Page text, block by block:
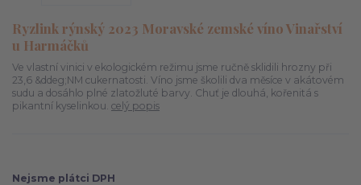
Ryzlink rýnský 2023 Moravské zemské víno Vinařství
u Harmáčků
Ve vlastní vinici v ekologickém režimu jsme ručně sklidili hrozny při
23,6 &ddeg;NM cukernatosti. Víno jsme školili dva měsíce v akátovém
sudu a dosáhlo plné zlatožluté barvy. Chuť je dlouhá, kořenitá s
pikantní kyselinkou. celý popis
Nejsme plátci DPH